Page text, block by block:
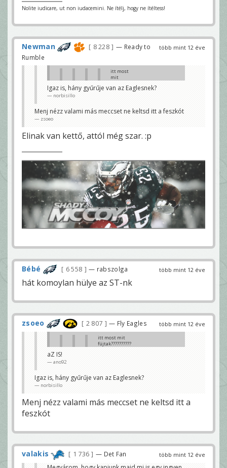
Nolite iudicare, ut non iudacemini. Ne ítélj, hogy ne ítéltess!
több mint 12 éve
Newman 8 228
— Ready to
Rumble
itt most
mit
?????
Ineligible man
downfield and that
Bazzani
Mint a múlt héten, a topicotokban meg
ebből kihoztátok, hogy Eli egy szar
irányító.😀
gyurczi
aZ IS!
ano92
Igaz is, hány gyűrűje van az Eaglesnek?
norbisillo
Menj nézz valami más meccset ne keltsd itt a feszkót
zsoeo
Elinak van kettő, attól még szar. :p
több mint 12 éve
Bébé 6 558 — rabszolga
hát komoylan hülye az ST-nk
több mint 12 éve
zsoeo 2 807 — Fly Eagles
itt most mit
fújtak??????????
aZ IS!
ano92
Igaz is, hány gyűrűje van az Eaglesnek?
norbisillo
Menj nézz valami más meccset ne keltsd itt a
feszkót
több mint 12 éve
valakis 1 736 — Det Fan